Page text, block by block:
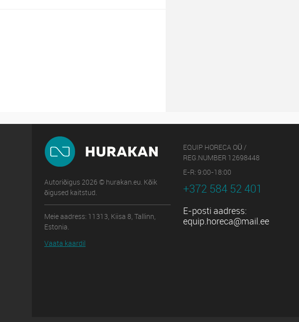
Autoriõigus 2026 © hurakan.eu. Kõik
õigused kaitstud.
Meie aadress: 11313, Kiisa 8, Tallinn,
Estonia.
Vaata kaardil
EQUIP HORECA OÜ /
REG.NUMBER 12698448
E-R: 9:00-18:00
+372 584 52 401
E-posti aadress:
equip.horeca@mail.ee